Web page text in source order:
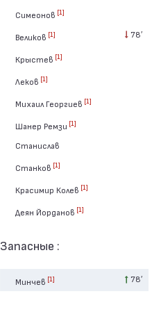
Симеонов [1]
Великов [1] 78′
Крыстев [1]
Леков [1]
Михаил Георгиев [1]
Шанер Ремзи [1]
Станислав
Станков [1]
Красимир Колев [1]
Деян Йорданов [1]
Запасные :
Минчев [1] 78′